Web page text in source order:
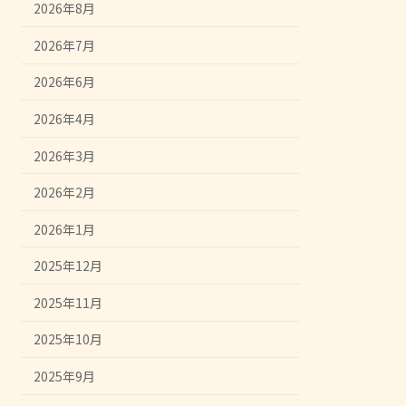
2026年8月
2026年7月
2026年6月
2026年4月
2026年3月
2026年2月
2026年1月
2025年12月
2025年11月
2025年10月
2025年9月